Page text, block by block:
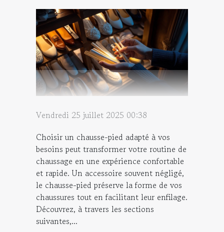
Vendredi 25 juillet 2025 00:38
Choisir un chausse-pied adapté à vos
besoins peut transformer votre routine de
chaussage en une expérience confortable
et rapide. Un accessoire souvent négligé,
le chausse-pied préserve la forme de vos
chaussures tout en facilitant leur enfilage.
Découvrez, à travers les sections
suivantes,...